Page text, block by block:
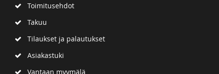
Toimitusehdot
Takuu
Tilaukset ja palautukset
Asiakastuki
Vantaan myymälä